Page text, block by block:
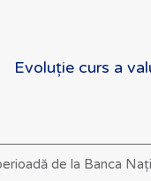
Evoluție curs a
de la Banca